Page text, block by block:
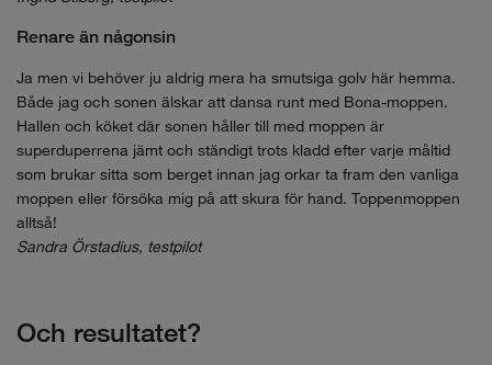
Renare än någonsin
Ja men vi behöver ju aldrig mera ha smutsiga golv här hemma.
Både jag och sonen älskar att dansa runt med Bona-moppen.
Hallen och köket där sonen håller till med moppen är
superduperrena jämt och ständigt trots kladd efter varje måltid
som brukar sitta som berget innan jag orkar ta fram den vanliga
moppen eller försöka mig på att skura för hand. Toppenmoppen
alltså!
Sandra Örstadius, testpilot
Och resultatet?